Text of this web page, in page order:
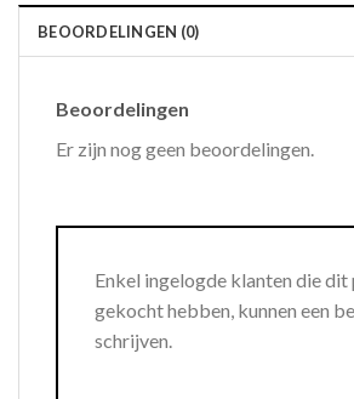
BEOORDELINGEN (0)
Beoordelingen
Er zijn nog geen beoordelingen.
Enkel ingelogde klanten die
gekocht hebben, kunnen een
schrijven.